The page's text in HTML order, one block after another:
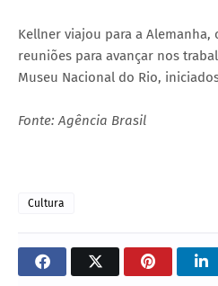
Kellner viajou para a
reuniões para avançar nos
Museu Nacional do Rio,
Fonte: Agência Brasil
Cultura